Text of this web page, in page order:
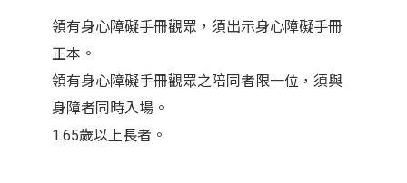
領有身心障礙手冊觀眾，須出示身心障礙手冊
正本。
領有身心障礙手冊觀眾之陪同者限一位，須與
身障者同時入場。
1.65歲以上長者。